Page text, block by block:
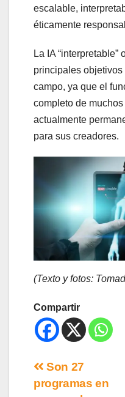
escalable,
éticamente
La IA “interpretable”
principales objetivos
campo, ya que el
completo de
actualmente
para sus creadores.
(Texto y fotos:
Compartir
Son 27
programas en